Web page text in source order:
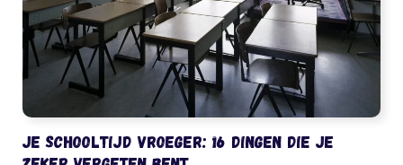
Je schooltijd vroeger: 16 dingen die je